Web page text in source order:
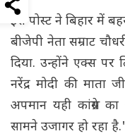
इस पोस्ट ने बिहार में
बीजेपी नेता सम्राट
दिया. उन्होंने एक्स पर
नरेंद्र मोदी की
अपमान यही कांग्रेस
सामने उजागर हो रहा है.'